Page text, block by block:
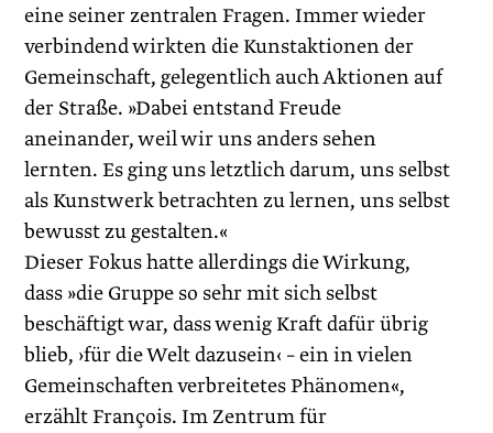
eine seiner zentralen Fragen. Immer wieder
verbindend wirkten die Kunstaktionen der
Gemeinschaft, gelegentlich auch Aktionen auf
der Straße. »Dabei entstand Freude
aneinander, weil wir uns anders sehen
lernten. Es ging uns letztlich darum, uns selbst
als Kunstwerk betrachten zu lernen, uns selbst
bewusst zu gestalten.«
Dieser Fokus hatte allerdings die Wirkung,
dass »die Gruppe so sehr mit sich selbst
beschäftigt war, dass wenig Kraft dafür übrig
blieb, ›für die Welt dazusein‹ – ein in vielen
Gemeinschaften verbreitetes Phänomen«,
erzählt François. Im Zentrum für